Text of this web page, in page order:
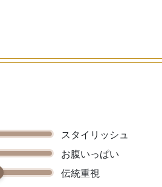
スタイリッシュ
お腹いっぱい
伝統重視